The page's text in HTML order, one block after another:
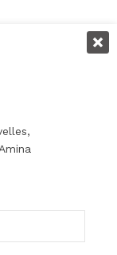
message sur